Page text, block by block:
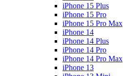
iPhone 15 Plus
iPhone 15 Pro
iPhone 15 Pro Max
iPhone 14
iPhone 14 Plus
iPhone 14 Pro
iPhone 14 Pro Max
iPhone 13